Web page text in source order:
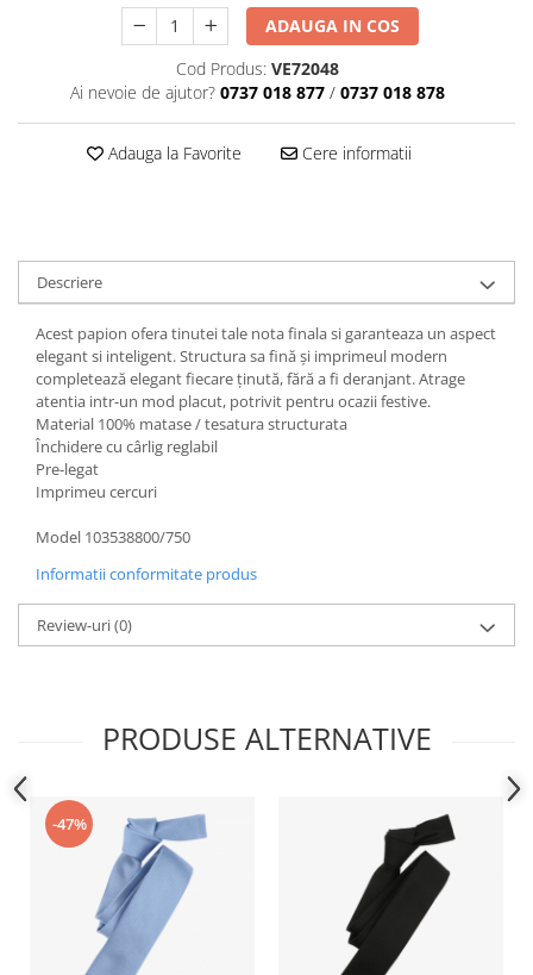
ADAUGA IN COS
Cod Produs: VE72048
Ai nevoie de ajutor? 0737 018 877 / 0737 018 878
Adauga la Favorite Cere informatii
Descriere
Acest papion ofera tinutei tale nota finala si garanteaza un aspect
elegant si inteligent. Structura sa fină și imprimeul modern
completează elegant fiecare ținută, fără a fi deranjant. Atrage
atentia intr-un mod placut, potrivit pentru ocazii festive.
Material 100% matase / tesatura structurata
Închidere cu cârlig reglabil
Pre-legat
Imprimeu cercuri
Model 103538800/750
Informatii conformitate produs
Review-uri(0)
PRODUSE ALTERNATIVE
-47%